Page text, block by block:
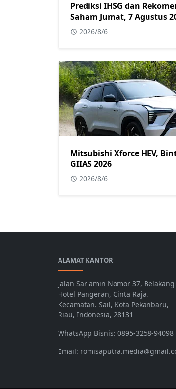
Prediksi IHSG dan
Saham Jumat, 7 Agustus
2026/8/6
Mitsubishi Xforce HEV,
GIIAS 2026
2026/8/6
ALAMAT KANTOR
Jalan Sariamin Nomor 37, Belakang
Hotel Pangeran, Cinta Raja,
Kecamatan. Sail, Kota Pekanbaru,
Riau, Indonesia, 28131
WhatsApp Bisnis: 0895-3258-94098
Email: